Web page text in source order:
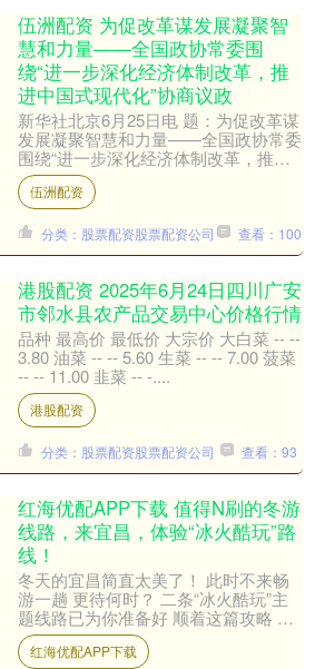
伍洲配资 为促改革谋发展凝聚智
慧和力量——全国政协常委围
绕“进一步深化经济体制改革，推
进中国式现代化”协商议政
新华社北京6月25日电 题：为促改革谋
发展凝聚智慧和力量——全国政协常委
围绕“进一步深化经济体制改革，推进
中国式现代化”协商议政 新华社记者张
晓洁 “打通制约经....
伍洲配资
分类：股票配资股票配资公司 查看：100
港股配资 2025年6月24日四川广安
市邻水县农产品交易中心价格行情
品种 最高价 最低价 大宗价 大白菜 -- --
3.80 油菜 -- -- 5.60 生菜 -- -- 7.00 菠菜
-- -- 11.00 韭菜 -- -....
港股配资
分类：股票配资股票配资公司 查看：93
红海优配APP下载 值得N刷的冬游
线路，来宜昌，体验“冰火酷玩”路
线！
冬天的宜昌简直太美了！ 此时不来畅
游一趟 更待何时？ 二条“冰火酷玩”主
题线路已为你准备好 顺着这篇攻略 去
拥抱宜昌的冬日吧！ 冰火酷玩线1 👉
线路详情：五峰国....
红海优配APP下载